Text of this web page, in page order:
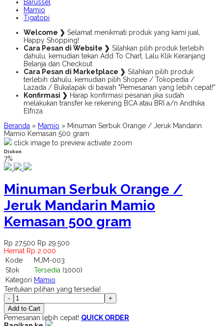
Barussel
Mamio
Tigatopi
Welcome ❯ Selamat menikmati produk yang kami jual,
Happy Shopping!
Cara Pesan di Website ❯ Silahkan pilih produk terlebih
dahulu, kemudian tekan Add To Chart, Lalu Klik Keranjang
Belanja dan Checkout
Cara Pesan di Marketplace ❯ Silahkan pilih produk
terlebih dahulu, kemudian pilih Shopee / Tokopedia /
Lazada / Bukalapak di bawah "Pemesanan yang lebih cepat!"
Konfirmasi ❯ Harap konfirmasi pesanan jika sudah
melakukan transfer ke rekening BCA atau BRI a/n Andhika
Elfriza
Beranda » Mamio » Minuman Serbuk Orange / Jeruk Mandarin
Mamio Kemasan 500 gram
click image to preview activate zoom
Diskon
7%
Minuman Serbuk Orange /
Jeruk Mandarin Mamio
Kemasan 500 gram
Rp 27.500 Rp 29.500
Hemat Rp 2.000
Kode
MJM-003
Stok
Tersedia (1000)
Kategori Mamio
Tentukan pilihan yang tersedia!
-
+
Add to Cart
Pemesanan lebih cepat! QUICK ORDER